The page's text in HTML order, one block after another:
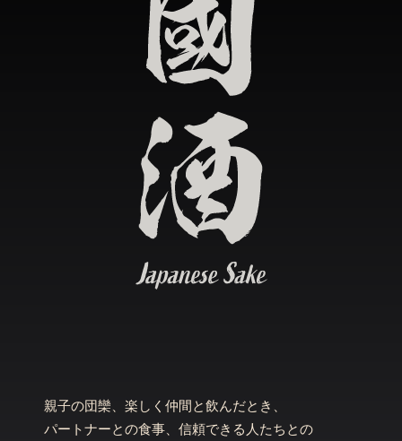
親子の団欒、楽しく仲間と飲んだとき、
パートナーとの食事、信頼できる人たちとの